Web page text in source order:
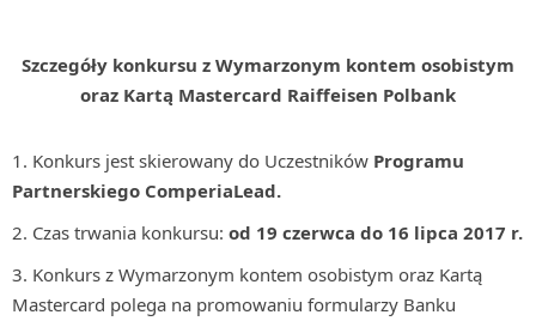
Szczegóły konkursu z Wymarzonym kontem osobistym
oraz Kartą Mastercard Raiffeisen Polbank
Konkurs jest skierowany do Uczestników Programu
Partnerskiego ComperiaLead.
Czas trwania konkursu: od 19 czerwca do 16 lipca 2017 r.
Konkurs z Wymarzonym kontem osobistym oraz Kartą
Mastercard polega na promowaniu formularzy Banku